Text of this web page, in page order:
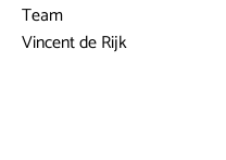
Team
Vincent de Rijk